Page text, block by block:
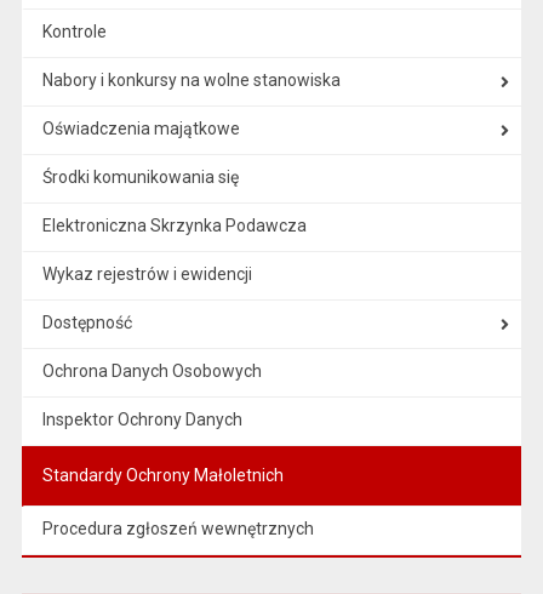
Kontrole
Nabory i konkursy na wolne stanowiska
Oświadczenia majątkowe
Środki komunikowania się
Elektroniczna Skrzynka Podawcza
Wykaz rejestrów i ewidencji
Dostępność
Ochrona Danych Osobowych
Inspektor Ochrony Danych
Standardy Ochrony Małoletnich
Procedura zgłoszeń wewnętrznych